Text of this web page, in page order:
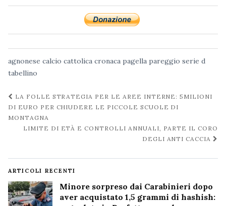
agnonese calcio cattolica cronaca pagella pareggio serie d
tabellino
Navigazione
post
LA FOLLE STRATEGIA PER LE AREE INTERNE: 5MILIONI
DI EURO PER CHIUDERE LE PICCOLE SCUOLE DI
MONTAGNA
LIMITE DI ETÀ E CONTROLLI ANNUALI, PARTE IL CORO
DEGLI ANTI CACCIA
ARTICOLI RECENTI
Minore sorpreso dai Carabinieri dopo
aver acquistato 1,5 grammi di hashish: